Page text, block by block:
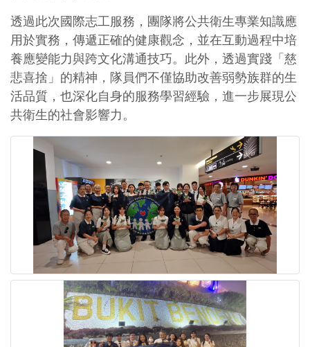
透過此次國際志工服務，團隊將公共衛生專業知識應
用於實務，傳遞正確的健康觀念，並在互動過程中培
養應變能力與跨文化溝通技巧。此外，透過實踐「慈
悲喜捨」的精神，隊員們不僅協助改善弱勢族群的生
活品質，也深化自身的服務學習經驗，進一步展現公
共衛生的社會影響力。